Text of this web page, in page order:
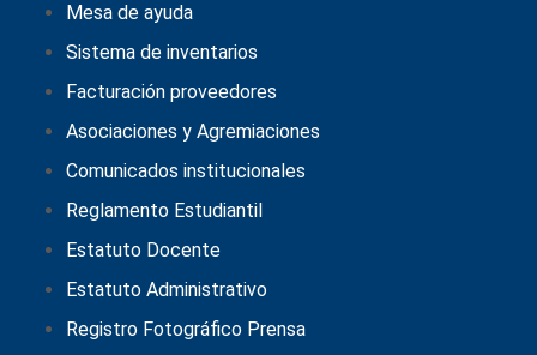
Mesa de ayuda
Sistema de inventarios
Facturación proveedores
Asociaciones y Agremiaciones
Comunicados institucionales
Reglamento Estudiantil
Estatuto Docente
Estatuto Administrativo
Registro Fotográfico Prensa